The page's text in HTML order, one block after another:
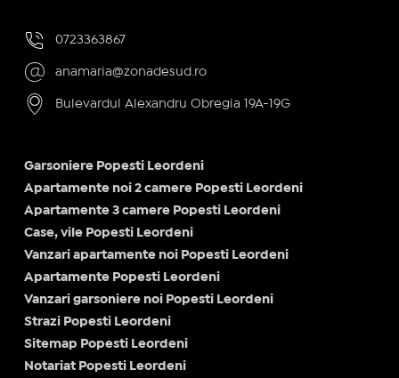
0723363867
anamaria@zonadesud.ro
Bulevardul Alexandru Obregia 19A-19G
Garsoniere Popesti Leordeni
Apartamente noi 2 camere Popesti Leordeni
Apartamente 3 camere Popesti Leordeni
Case, vile Popesti Leordeni
Vanzari apartamente noi Popesti Leordeni
Apartamente Popesti Leordeni
Vanzari garsoniere noi Popesti Leordeni
Strazi Popesti Leordeni
Sitemap Popesti Leordeni
Notariat Popesti Leordeni